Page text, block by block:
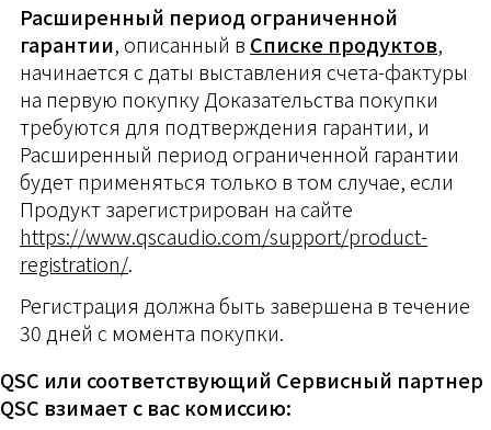
Расширенный период ограниченной
гарантии, описанный в Списке продуктов,
начинается с даты выставления счета-фактуры
на первую покупку Доказательства покупки
требуются для подтверждения гарантии, и
Расширенный период ограниченной гарантии
будет применяться только в том случае, если
Продукт зарегистрирован на сайте
https://www.qscaudio.com/support/product-
registration/.
Регистрация должна быть завершена в течение
30 дней с момента покупки.
QSC или соответствующий Сервисный партнер
QSC взимает с вас комиссию: